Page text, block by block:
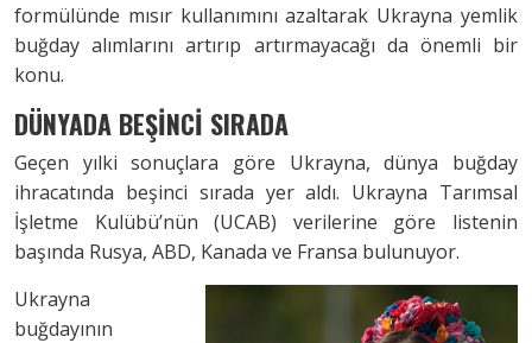
formülünde mısır kullanımını azaltarak Ukrayna yemlik
buğday alımlarını artırıp artırmayacağı da önemli bir
konu.
DÜNYADA BEŞİNCİ SIRADA
Geçen yılki sonuçlara göre Ukrayna, dünya buğday
ihracatında beşinci sırada yer aldı. Ukrayna Tarımsal
İşletme Kulübü’nün (UCAB) verilerine göre listenin
başında Rusya, ABD, Kanada ve Fransa bulunuyor.
Ukrayna
buğdayının